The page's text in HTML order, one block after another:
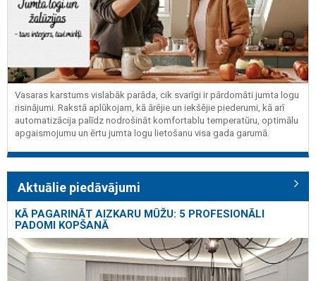
Vasaras karstums vislabāk parāda, cik svarīgi ir pārdomāti jumta logu
risinājumi. Rakstā aplūkojam, kā ārējie un iekšējie piederumi, kā arī
automatizācija palīdz nodrošināt komfortablu temperatūru, optimālu
apgaismojumu un ērtu jumta logu lietošanu visa gada garumā.
Aktuālie piedāvājumi
KĀ PAGARINĀT AIZKARU MŪŽU: 5 PROFESIONĀLI
PADOMI KOPŠANĀ